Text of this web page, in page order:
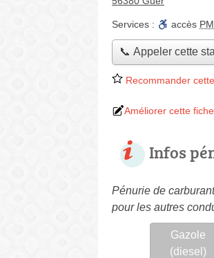
Services : accès
📞 Appeler cette
Recommander
Améliorer cette fiche
Infos
Pénurie de
pour les autres
Gazole
(diesel)